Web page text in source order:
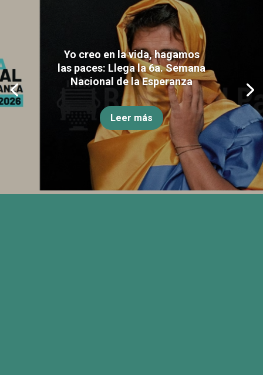
Yo creo en la vida, hagamos
las paces: Llega la 6a. Semana
Nacional de la Esperanza
Leer más